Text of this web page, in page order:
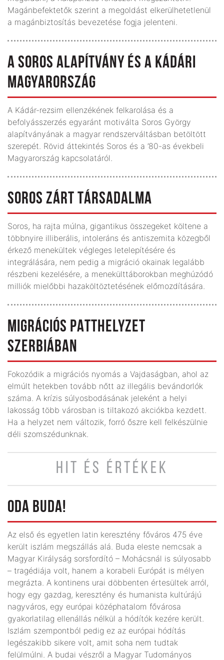
Magánbefektetők szerint a megoldást elkerülhetetlenül
a magánbiztosítás bevezetése fogja jelenteni.
A SOROS ALAPÍTVÁNY ÉS A KÁDÁRI
MAGYARORSZÁG
A Kádár-rezsim ellenzékének felkarolása és a
befolyásszerzés egyaránt motiválta Soros György
alapítványának a magyar rendszerváltásban betöltött
szerepét. Rövid áttekintés Soros és a ’80-as évekbeli
Magyarország kapcsolatáról.
SOROS ZÁRT TÁRSADALMA
Soros, ha rajta múlna, gigantikus összegeket költene a
többnyire illiberális, intoleráns és antiszemita közegből
érkező menekültek végleges letelepítésére és
integrálására, nem pedig a migráció okainak legalább
részbeni kezelésére, a menekülttáborokban meghúzódó
milliók mielőbbi hazaköltöztetésének előmozdítására.
MIGRÁCIÓS PATTHELYZET
SZERBIÁBAN
Fokozódik a migrációs nyomás a Vajdaságban, ahol az
elmúlt hetekben tovább nőtt az illegális bevándorlók
száma. A krízis súlyosbodásának jeleként a helyi
lakosság több városban is tiltakozó akciókba kezdett.
Ha a helyzet nem változik, forró őszre kell felkészülnie
déli szomszédunknak.
HIT ÉS ÉRTÉKEK
ODA BUDA!
Az első és egyetlen latin keresztény főváros 475 éve
került iszlám megszállás alá. Buda eleste nemcsak a
Magyar Királyság sorsfordító – Mohácsnál is súlyosabb
– tragédiája volt, hanem a korabeli Európát is mélyen
megrázta. A kontinens urai döbbenten értesültek arról,
hogy egy gazdag, keresztény és humanista kultúrájú
nagyváros, egy európai középhatalom fővárosa
gyakorlatilag ellenállás nélkül a hódítók kezére került.
Iszlám szempontból pedig ez az európai hódítás
legészakibb sikere volt, amit soha nem tudtak
felülmúlni. A budai vészről a Magyar Tudományos